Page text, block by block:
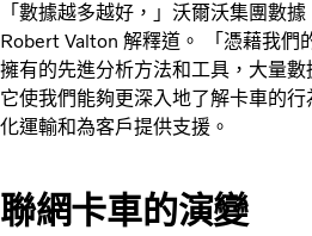
「數據越多越好，」沃爾沃集團數
Robert Valton 解釋道。 「憑藉我們
擁有的先進分析方法和工具，大量數
它使我們能夠更深入地了解卡車的
化運輸和為客戶提供支援。
聯網卡車的演變